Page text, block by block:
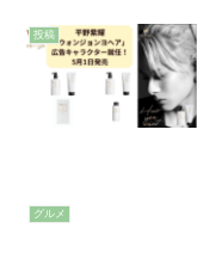
投稿
グルメ